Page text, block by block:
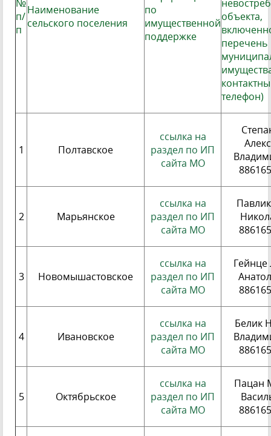
№
п/
п
Наименование
сельского поселения
по
имущественной
поддержке
объекта,
перечень
телефон)
1 Полтавское
ссылка на
раздел по ИП
сайта МО
2 Марьянское
ссылка на
раздел по ИП
сайта МО
3 Новомышастовское
ссылка на
раздел по ИП
сайта МО
Гейнце
4 Ивановское
ссылка на
раздел по ИП
сайта МО
Белик
5 Октябрьское
ссылка на
раздел по ИП
сайта МО
Пацан